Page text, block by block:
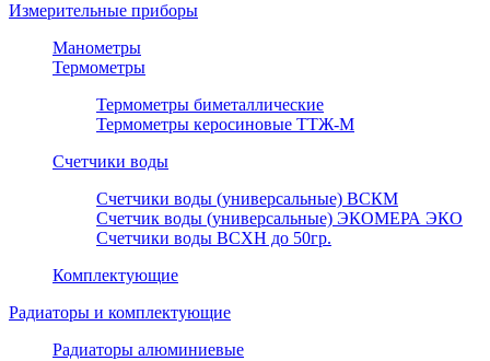
Измерительные приборы
Манометры
Термометры
Термометры биметаллические
Термометры керосиновые ТТЖ-М
Счетчики воды
Счетчики воды (универсальные) ВСКМ
Счетчик воды (универсальные) ЭКОМЕРА ЭКО
Счетчики воды ВСХН до 50гр.
Комплектующие
Радиаторы и комплектующие
Радиаторы алюминиевые